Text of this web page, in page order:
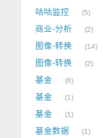
咕咕监控 5
商业-分析 2
图像-转换 14
图像-转换 2
基金 6
基金 1
基金 1
基金数据 1